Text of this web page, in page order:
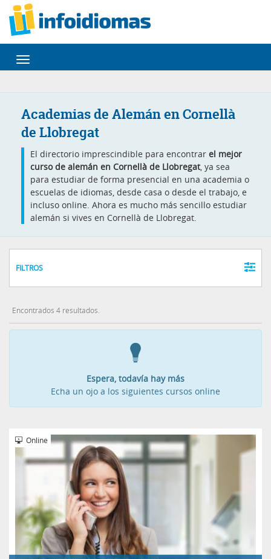
Desplegar
navegación
Academias de Alemán en Cornellà
de Llobregat
El directorio imprescindible para encontrar el mejor
curso de alemán en Cornellà de Llobregat, ya sea
para estudiar de forma presencial en una academia o
escuelas de idiomas, desde casa o desde el trabajo, e
incluso online. Ahora es mucho más sencillo estudiar
alemán si vives en Cornellà de Llobregat.
FILTROS
Encontrados 4 resultados.
Espera, todavía hay más
Echa un ojo a los siguientes cursos online
Online